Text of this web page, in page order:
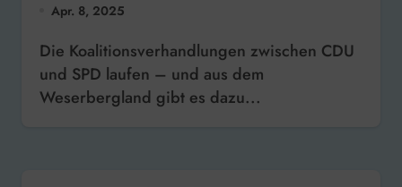
Apr. 8, 2025
Die Koalitionsverhandlungen zwischen CDU
und SPD laufen – und aus dem
Weserbergland gibt es dazu...